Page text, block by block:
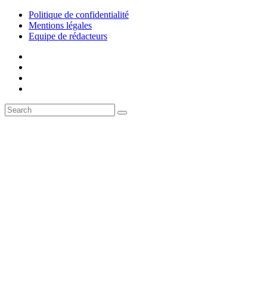
Politique de confidentialité
Mentions légales
Equipe de rédacteurs